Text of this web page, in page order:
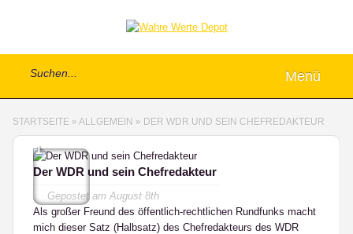
Menü
STARTSEITE » ALLGEMEIN » DER WDR UND SEIN CHEFREDAKTEUR
1
Der WDR und sein Chefredakteur
Gepostet amAugust 8th
Als großer Freund des öffentlich-rechtlichen Rundfunks macht
mich dieser Satz (Halbsatz) des Chefredakteurs des WDR